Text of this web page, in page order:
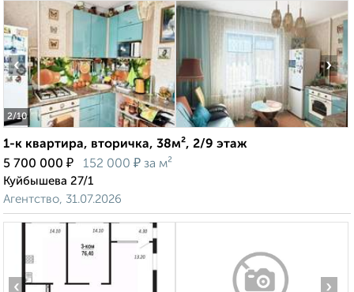
2/10
‹ ›
1-к квартира, вторичка, 38м², 2/9 этаж
5 700 000 ₽ 152 000 ₽ за м²
Куйбышева 27/1
Агентство, 31.07.2026
‹ ›